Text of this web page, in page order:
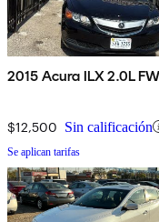
2015 Acura ILX 2.0L
$12,500 Sin calificación
Se aplican tarifas